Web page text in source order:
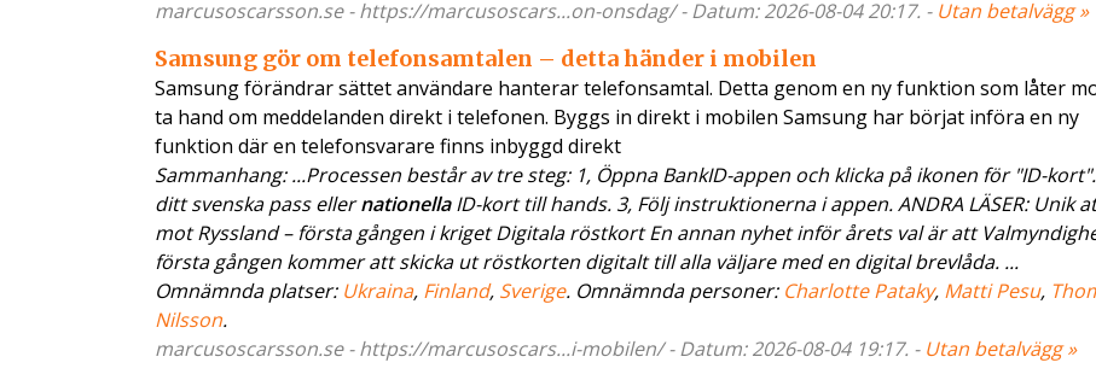
marcusoscarsson.se - https://marcusoscars...on-onsdag/ - Datum: 2026-08-04 20:17. - Utan betalvägg »
Samsung gör om telefonsamtalen – detta händer i mobilen
Samsung förändrar sättet användare hanterar telefonsamtal. Detta genom en ny funktion som låter
ta hand om meddelanden direkt i telefonen. Byggs in direkt i mobilen Samsung har börjat införa en ny
funktion där en telefonsvarare finns inbyggd direkt
Sammanhang: ...Processen består av tre steg: 1, Öppna BankID-appen och klicka på ikonen för "ID-
ditt svenska pass ellernationellaID-kort till hands. 3, Följ instruktionerna i appen. ANDRA LÄSER: Unik
mot Ryssland – första gången i kriget Digitala röstkort En annan nyhet inför årets val är att
första gången kommer att skicka ut röstkorten digitalt till alla väljare med en digital brevlåda. ...
Omnämnda platser: Ukraina, Finland, Sverige. Omnämnda personer: Charlotte Pataky, Matti Pesu,
Nilsson.
marcusoscarsson.se - https://marcusoscars...i-mobilen/ - Datum: 2026-08-04 19:17. - Utan betalvägg »